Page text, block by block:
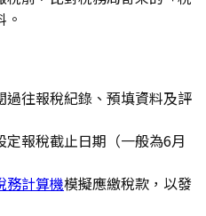
過往報稅紀錄、預填資料及評
定報稅截止日期（一般為6月
務計算機模擬應繳稅款，以發